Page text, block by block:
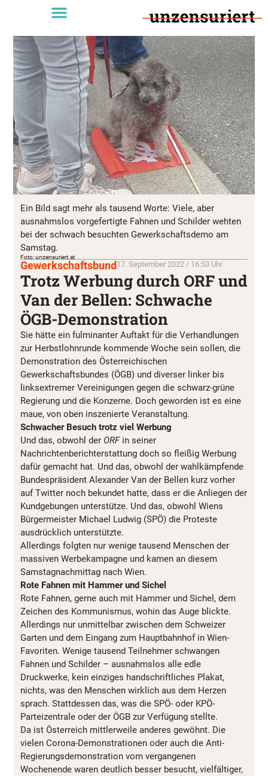
Ein Bild sagt mehr als tausend Worte: Viele, aber
ausnahmslos vorgefertigte Fahnen und Schilder wehten
bei der schwach besuchten Gewerkschaftsdemo am
Samstag.
Foto: unzensuriert.at
Gewerkschaftsbund 17. September 2022 / 16:53 Uhr
Trotz Werbung durch ORF und
Van der Bellen: Schwache
ÖGB-Demonstration
Sie hätte ein fulminanter Auftakt für die Verhandlungen
zur Herbstlohnrunde kommende Woche sein sollen, die
Demonstration des Österreichischen
Gewerkschaftsbundes (ÖGB) und diverser linker bis
linksextremer Vereinigungen gegen die schwarz-grüne
Regierung und die Konzerne. Doch geworden ist es eine
maue, von oben inszenierte Veranstaltung.
Schwacher Besuch trotz viel Werbung
Und das, obwohl der ORFin seiner
Nachrichtenberichterstattung doch so fleißig Werbung
dafür gemacht hat. Und das, obwohl der wahlkämpfende
Bundespräsident Alexander Van der Bellen kurz vorher
auf Twitter noch bekundet hatte, dass er die Anliegen der
Kundgebungen unterstütze. Und das, obwohl Wiens
Bürgermeister Michael Ludwig (SPÖ) die Proteste
ausdrücklich unterstützte.
Allerdings folgten nur wenige tausend Menschen der
massiven Werbekampagne und kamen an diesem
Samstagnachmittag nach Wien.
Rote Fahnen mit Hammer und Sichel
Rote Fahnen, gerne auch mit Hammer und Sichel, dem
Zeichen des Kommunismus, wohin das Auge blickte.
Allerdings nur unmittelbar zwischen dem Schweizer
Garten und dem Eingang zum Hauptbahnhof in Wien-
Favoriten. Wenige tausend Teilnehmer schwangen
Fahnen und Schilder – ausnahmslos alle edle
Druckwerke, kein einziges handschriftliches Plakat,
nichts, was den Menschen wirklich aus dem Herzen
sprach. Stattdessen das, was die SPÖ- oder KPÖ-
Parteizentrale oder der ÖGB zur Verfügung stellte.
Da ist Österreich mittlerweile anderes gewöhnt. Die
vielen Corona-Demonstrationen oder auch die Anti-
Regierungsdemonstration vom vergangenen
Wochenende waren deutlich besser besucht, vielfältiger,